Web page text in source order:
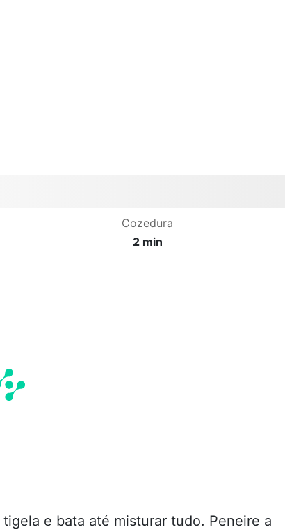
Cozedura
2 min
e bata até misturar tudo. Peneire a